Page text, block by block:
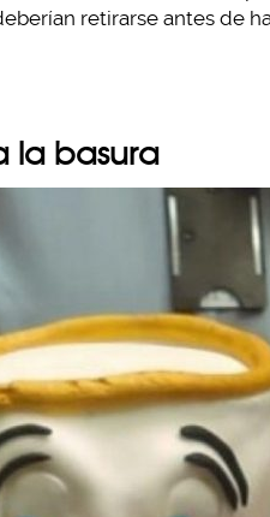
retirarse antes de
la basura